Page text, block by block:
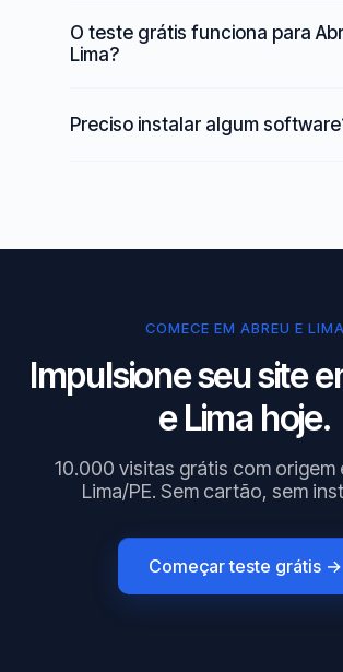
O teste grátis funciona para
Lima?
Preciso instalar algum
COMECE EM ABREU E LIMA
Impulsione seu site
e Lima hoje.
10.000 visitas grátis com origem
Lima/PE. Sem cartão, sem
Começar teste grátis →